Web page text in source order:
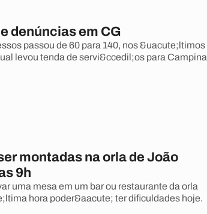
denúncias em CG
passou de 60 para 140, nos &uacute;ltimos
levou tenda de servi&ccedil;os para Campina
montadas na orla de João
9h
uma mesa em um bar ou restaurante da orla
hora poder&aacute; ter dificuldades hoje.